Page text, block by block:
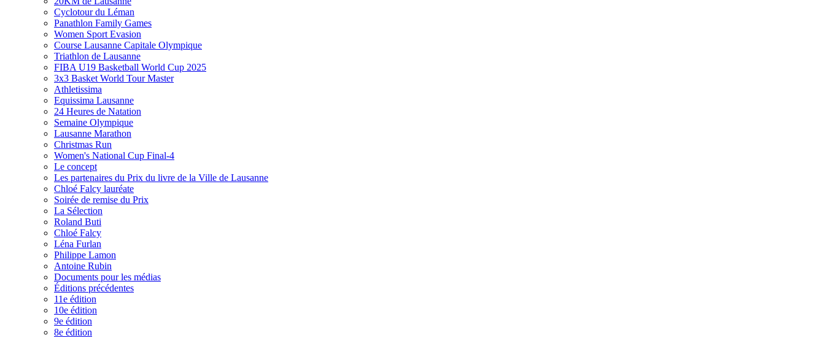
Cyclotour du Léman
Panathlon Family Games
Women Sport Evasion
Course Lausanne Capitale Olympique
Triathlon de Lausanne
FIBA U19 Basketball World Cup 2025
3x3 Basket World Tour Master
Athletissima
Equissima Lausanne
24 Heures de Natation
Semaine Olympique
Lausanne Marathon
Christmas Run
Women's National Cup Final-4
Le concept
Les partenaires du Prix du livre de la Ville de Lausanne
Chloé Falcy lauréate
Soirée de remise du Prix
La Sélection
Roland Buti
Chloé Falcy
Léna Furlan
Philippe Lamon
Antoine Rubin
Documents pour les médias
Éditions précédentes
11e édition
10e édition
9e édition
8e édition